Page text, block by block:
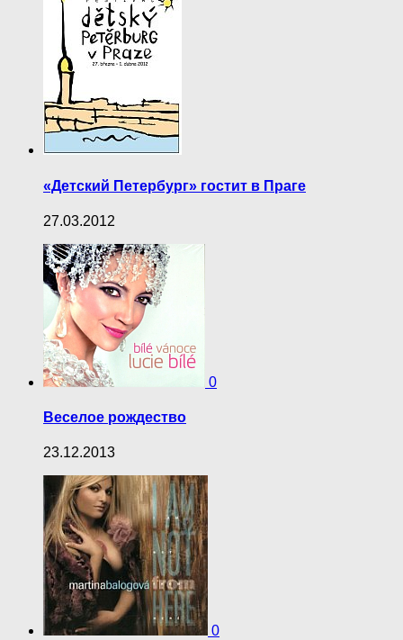
«Детский Петербург» гостит в Праге
27.03.2012
0
Веселое рождество
23.12.2013
0